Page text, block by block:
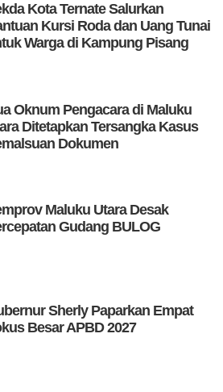
Kota Ternate Salurkan
Kursi Roda dan Uang Tunai
Warga di Kampung Pisang
Oknum Pengacara di Maluku
Ditetapkan Tersangka Kasus
Dokumen
Maluku Utara Desak
Gudang BULOG
Sherly Paparkan Empat
Besar APBD 2027